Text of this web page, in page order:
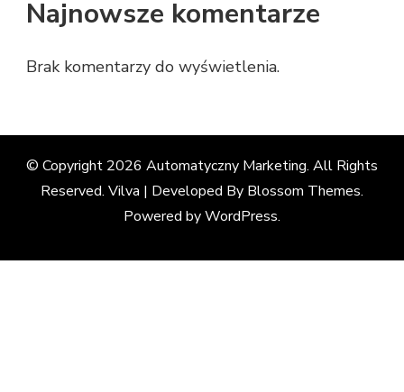
Najnowsze komentarze
Brak komentarzy do wyświetlenia.
© Copyright 2026 Automatyczny Marketing. All Rights
Reserved. Vilva | Developed By Blossom Themes.
Powered byWordPress.